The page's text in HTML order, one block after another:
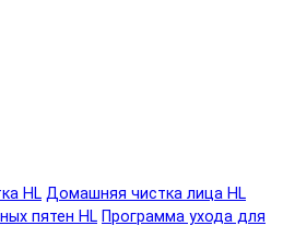
HL Домашняя чистка лица HL
пятен HL Программа ухода для